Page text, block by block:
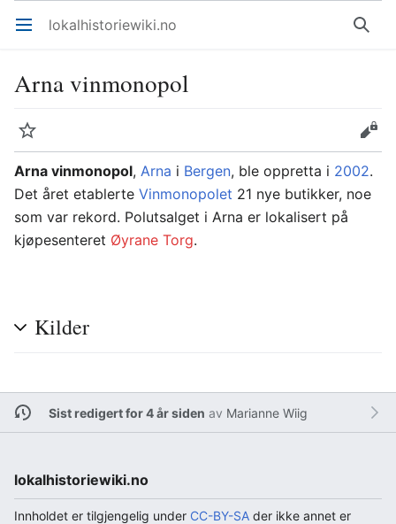
Åpne hovedmenyen lokalhistoriewiki.no Søk
Arna vinmonopol
Overvåk
Rediger
Arna vinmonopol, Arna i Bergen, ble oppretta i 2002.
Det året etablerte Vinmonopolet 21 nye butikker, noe
som var rekord. Polutsalget i Arna er lokalisert på
kjøpesenteret Øyrane Torg.
Kilder
Sist redigert for 4 år siden av Marianne Wiig
lokalhistoriewiki.no
Innholdet er tilgjengelig under CC-BY-SA der ikke annet er